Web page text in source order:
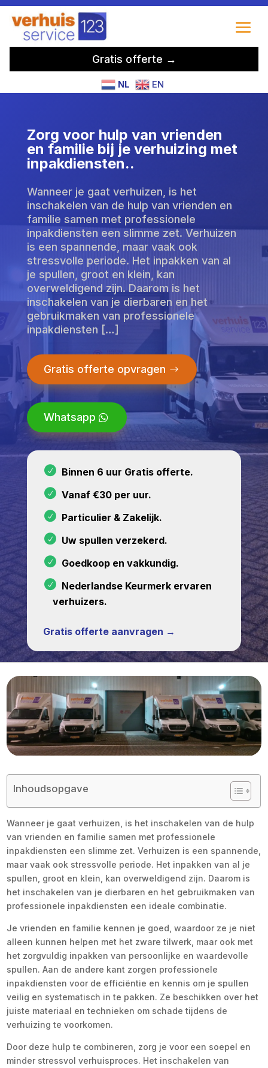
Gratis offerte →
NL EN
Zorg voor hulp van vrienden
en familie bij je verhuizing met
inpakdiensten.​.
Wanneer je gaat verhuizen, is het
inschakelen van de hulp van vrienden en
familie samen met professionele
inpakdiensten een slimme zet. Verhuizen
is een spannende, maar vaak ook
stressvolle periode. Het inpakken van al
je spullen, groot en klein, kan
overweldigend zijn. Daarom is het
inschakelen van je dierbaren en het
gebruikmaken van professionele
inpakdiensten […]
Gratis offerte opvragen
Whatsapp
Binnen 6 uur Gratis offerte.
Vanaf €30 per uur.
Particulier & Zakelijk.
Uw spullen verzekerd.
Goedkoop en vakkundig.
Nederlandse Keurmerk ervaren
verhuizers.
Gratis offerte aanvragen →
Inhoudsopgave
Wanneer je gaat verhuizen, is het inschakelen van de hulp
van vrienden en familie samen met professionele
inpakdiensten een slimme zet. Verhuizen is een spannende,
maar vaak ook stressvolle periode. Het inpakken van al je
spullen, groot en klein, kan overweldigend zijn. Daarom is
het inschakelen van je dierbaren en het gebruikmaken van
professionele inpakdiensten een ideale combinatie.
Je vrienden en familie kennen je goed, waardoor ze je niet
alleen kunnen helpen met het zware tilwerk, maar ook met
het zorgvuldig inpakken van persoonlijke en waardevolle
spullen. Aan de andere kant zorgen professionele
inpakdiensten voor de efficiëntie en kennis om je spullen
veilig en systematisch in te pakken. Ze beschikken over het
juiste materiaal en technieken om schade tijdens de
verhuizing te voorkomen.
Door deze hulp te combineren, zorg je voor een soepel en
minder stressvol verhuisproces. Het inschakelen van